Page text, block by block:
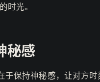
时光。
秘感
于保持神秘感，让对方时